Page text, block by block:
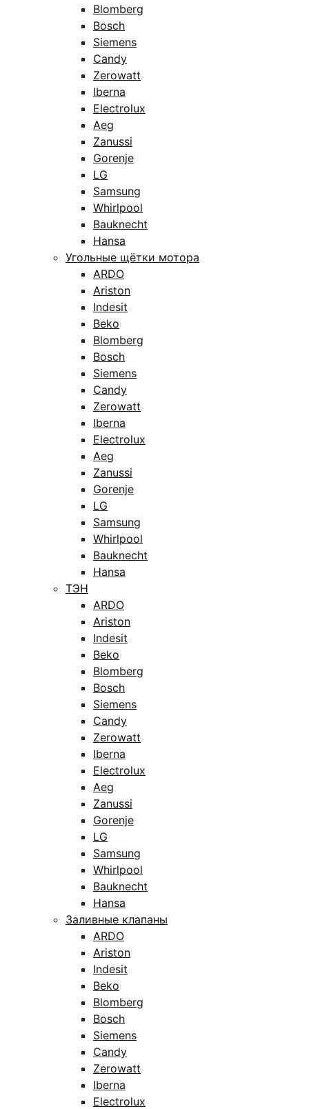
Blomberg
Bosch
Siemens
Candy
Zerowatt
Iberna
Electrolux
Aeg
Zanussi
Gorenje
LG
Samsung
Whirlpool
Bauknecht
Hansa
Угольные щётки мотора
ARDO
Ariston
Indesit
Beko
Blomberg
Bosch
Siemens
Candy
Zerowatt
Iberna
Electrolux
Aeg
Zanussi
Gorenje
LG
Samsung
Whirlpool
Bauknecht
Hansa
ТЭН
ARDO
Ariston
Indesit
Beko
Blomberg
Bosch
Siemens
Candy
Zerowatt
Iberna
Electrolux
Aeg
Zanussi
Gorenje
LG
Samsung
Whirlpool
Bauknecht
Hansa
Заливные клапаны
ARDO
Ariston
Indesit
Beko
Blomberg
Bosch
Siemens
Candy
Zerowatt
Iberna
Electrolux